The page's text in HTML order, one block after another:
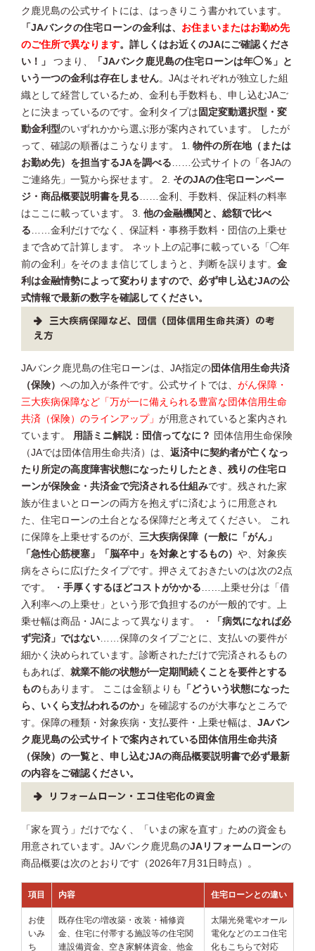
ク鹿児島の公式サイトには、はっきりこう書かれています。
「JAバンクの住宅ローンの金利は、 お住まいまたはお勤め先
のご住所で異なります。詳しくはお近くのJAにご確認くださ
い！」
つまり、
「JAバンク鹿児島の住宅ローンは年◯％」と
いう一つの金利は存在しません。JAはそれぞれが独立した組
織として経営しているため、金利も手数料も、申し込むJAご
とに決まっているのです。金利タイプは 固定変動選択型・変
動金利型のいずれかから選ぶ形が案内されています。 したが
って、確認の順番はこうなります。 1. 物件の所在地（または
お勤め先）を担当するJAを調べる ……公式サイトの「各JAの
ご連絡先」一覧から探せます。 2. そのJAの住宅ローンペー
ジ・商品概要説明書を見る ……金利、手数料、保証料の料率
はここに載っています。 3. 他の金融機関と、総額で比べ
る ……金利だけでなく、保証料・事務手数料・団信の上乗せ
まで含めて計算します。 ネット上の記事に載っている「◯年
前の金利」をそのまま信じてしまうと、判断を誤ります。 金
利は金融情勢によって変わりますので、必ず申し込むJAの公
式情報で最新の数字を確認してください。
三大疾病保障など、団信（団体信用生命共済）の考
え方
JAバンク鹿児島の住宅ローンは、JA指定の団体信用生命共済
（保険） への加入が条件です。公式サイトでは、 がん保障・
三大疾病保障など「万が一に備えられる豊富な団体信用生命
共済（保険）のラインアップ」 が用意されていると案内され
ています。 用語ミニ解説：団信ってなに？ 団体信用生命保険
（JAでは団体信用生命共済）は、 返済中に契約者が亡くなっ
たり所定の高度障害状態になったりしたとき、残りの住宅ロ
ーンが保険金・共済金で完済される仕組みです。残された家
族が住まいとローンの両方を抱えずに済むように用意され
た、住宅ローンの土台となる保障だと考えてください。 これ
に保障を上乗せするのが、 三大疾病保障（一般に「がん」
「急性心筋梗塞」「脳卒中」を対象とするもの） や、対象疾
病をさらに広げたタイプです。押さえておきたいのは次の2点
です。 ・ 手厚くするほどコストがかかる ……上乗せ分は「借
入利率への上乗せ」という形で負担するのが一般的です。上
乗せ幅は商品・JAによって異なります。 ・
「病気になれば必
ず完済」ではない……保障のタイプごとに、支払いの要件が
細かく決められています。診断されただけで完済されるもの
もあれば、 就業不能の状態が一定期間続くことを要件とする
ものもあります。 ここは金額よりも
「どういう状態になった
ら、いくら支払われるのか」 を確認するのが大事なところで
す。保障の種類・対象疾病・支払要件・上乗せ幅は、 JAバン
ク鹿児島の公式サイトで案内されている団体信用生命共済
（保険）の一覧と、申し込むJAの商品概要説明書で必ず最新
の内容をご確認ください。
リフォームローン・エコ住宅化の資金
「家を買う」だけでなく、「いまの家を直す」ための資金も
用意されています。JAバンク鹿児島のJAリフォームローンの
商品概要は次のとおりです（2026年7月31日時点）。
項目 内容 住宅ローンとの違い
お使
いみ
ち
既存住宅の増改築・改装・補修資
金、住宅に付帯する施設等の住宅関
連設備資金、空き家解体資金、他金
太陽光発電やオール
電化などのエコ住宅
化もこちらで対応